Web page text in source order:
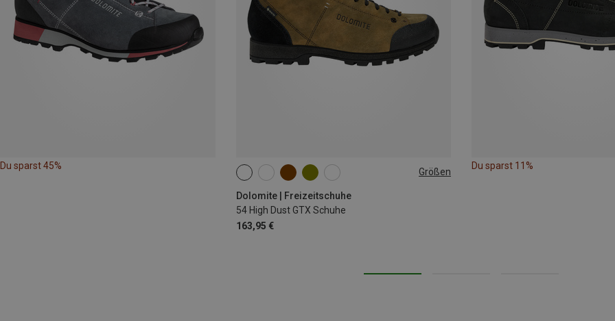
Du sparst 45%
Größen
Dolomite | Freizeitschuhe
54 High Dust GTX Schuhe
163,95 €
Du sparst 11%